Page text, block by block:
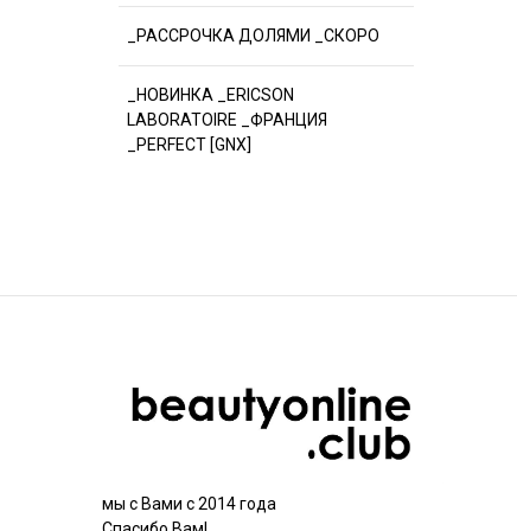
_РАССРОЧКА ДОЛЯМИ _СКОРО
_НОВИНКА _ERICSON
LABORATOIRE _ФРАНЦИЯ
_PERFECT [GNX]
мы с Вами с 2014 года